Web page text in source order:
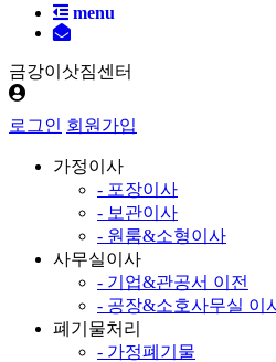
menu
금강이삿짐센터
로그인 회원가입
가정이사
- 포장이사
- 보관이사
- 원룸&소형이사
사무실이사
- 기업&관공서 이전
- 공장&소호사무실 이
폐기물처리
- 가정폐기물